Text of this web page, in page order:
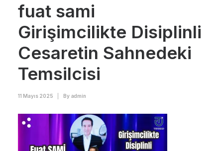
fuat sami
Girişimcilikte Disiplinli
Cesaretin Sahnedeki
Temsilcisi
11 Mayıs 2025 By admin